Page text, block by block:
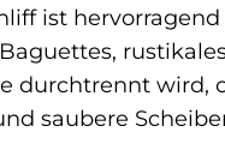
ist
durchtrennt wird,
saubere